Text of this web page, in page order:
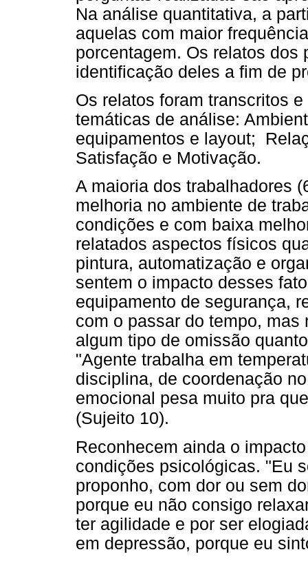
Na análise quantitativa, a
aquelas com maior
porcentagem. Os relatos dos
identificação deles a fim de
Os relatos foram transcritos
temáticas de análise:
equipamentos e layout;
Satisfação e Motivação.
A maioria dos trabalhadores
melhoria no ambiente de
condições e com baixa
relatados aspectos físicos
pintura, automatização e
sentem o impacto desses
equipamento de segurança,
com o passar do tempo,
algum tipo de omissão
"Agente trabalha em
disciplina, de coordenação
emocional pesa muito pra
(Sujeito 10).
Reconhecem ainda o
condições psicológicas. "Eu
proponho, com dor ou sem
porque eu não consigo
ter agilidade e por ser
em depressão, porque eu